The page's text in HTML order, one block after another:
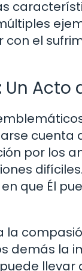
el
Un Acto
por los
que Él
la
demás la
llevar